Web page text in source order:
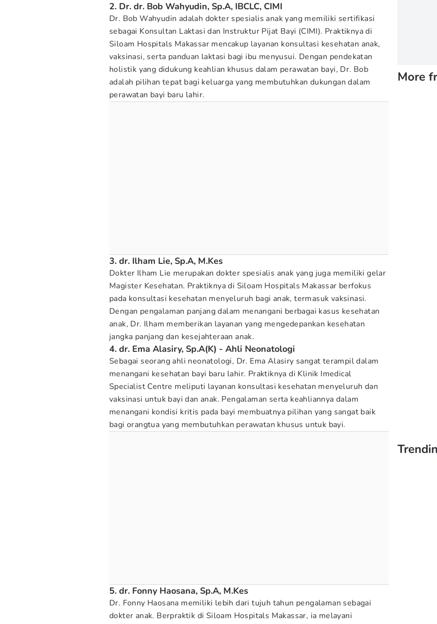
2. Dr. dr. Bob Wahyudin, Sp.A, IBCLC, CIMI
Dr. Bob Wahyudin adalah dokter spesialis anak yang memiliki sertifikasi
sebagai Konsultan Laktasi dan Instruktur Pijat Bayi (CIMI). Praktiknya di
Siloam Hospitals Makassar mencakup layanan konsultasi kesehatan anak,
vaksinasi, serta panduan laktasi bagi ibu menyusui. Dengan pendekatan
holistik yang didukung keahlian khusus dalam perawatan bayi, Dr. Bob
adalah pilihan tepat bagi keluarga yang membutuhkan dukungan dalam
perawatan bayi baru lahir.
3. dr. Ilham Lie, Sp.A, M.Kes
Dokter Ilham Lie merupakan dokter spesialis anak yang juga memiliki gelar
Magister Kesehatan. Praktiknya di Siloam Hospitals Makassar berfokus
pada konsultasi kesehatan menyeluruh bagi anak, termasuk vaksinasi.
Dengan pengalaman panjang dalam menangani berbagai kasus kesehatan
anak, Dr. Ilham memberikan layanan yang mengedepankan kesehatan
jangka panjang dan kesejahteraan anak.
4. dr. Ema Alasiry, Sp.A(K) - Ahli Neonatologi
Sebagai seorang ahli neonatologi, Dr. Ema Alasiry sangat terampil dalam
menangani kesehatan bayi baru lahir. Praktiknya di Klinik Imedical
Specialist Centre meliputi layanan konsultasi kesehatan menyeluruh dan
vaksinasi untuk bayi dan anak. Pengalaman serta keahliannya dalam
menangani kondisi kritis pada bayi membuatnya pilihan yang sangat baik
bagi orangtua yang membutuhkan perawatan khusus untuk bayi.
5. dr. Fonny Haosana, Sp.A, M.Kes
Dr. Fonny Haosana memiliki lebih dari tujuh tahun pengalaman sebagai
dokter anak. Berpraktik di Siloam Hospitals Makassar, ia melayani
More